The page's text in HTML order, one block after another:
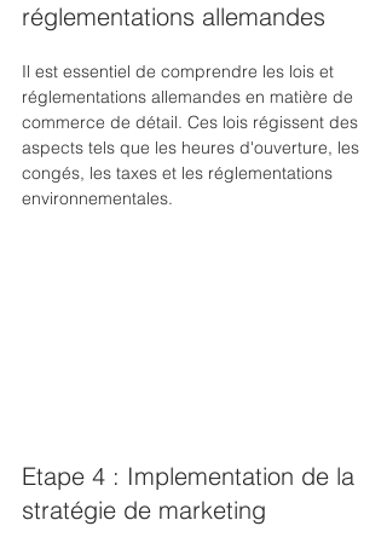
réglementations allemandes
Il est essentiel de comprendre les lois et
réglementations allemandes en matière de
commerce de détail. Ces lois régissent des
aspects tels que les heures d'ouverture, les
congés, les taxes et les réglementations
environnementales.
Etape 4 : Implementation de la
stratégie de marketing